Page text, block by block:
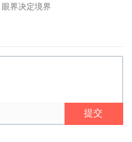
界决定境界
提交